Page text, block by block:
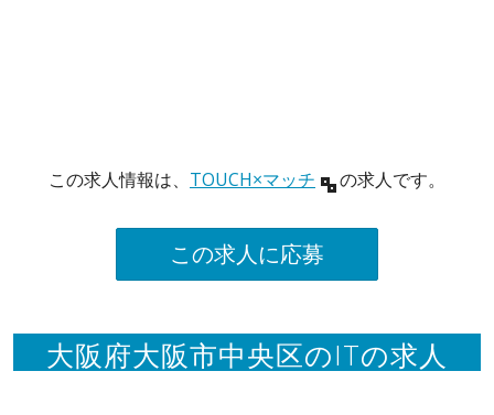
この求人情報は、 TOUCH×マッチ の求人です。
この求人に応募
大阪府大阪市中央区のITの求人